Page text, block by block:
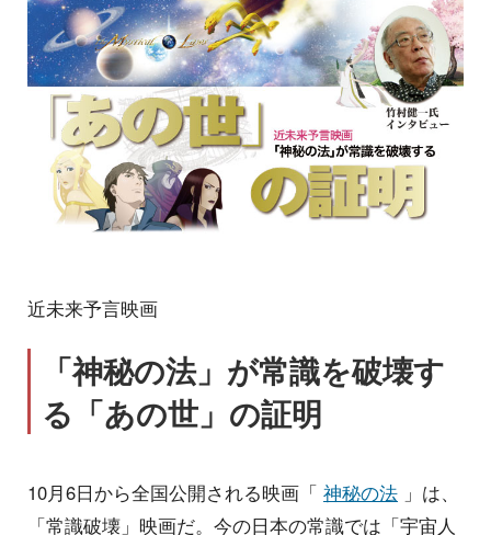
近未来予言映画
「神秘の法」が常識を破壊す
る「あの世」の証明
10月6日から全国公開される映画「 神秘の法 」は、
「常識破壊」映画だ。今の日本の常識では「宇宙人